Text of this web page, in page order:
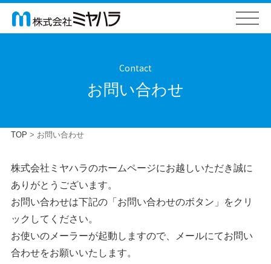
Contact
お問い合わせ
TOP > お問い合わせ
株式会社ミヤハラのホームページにお越しいただき誠に
ありがとうございます。
お問い合わせは下記の「お問い合わせのボタン」をクリ
ックしてください。
お使いのメーラーが起動しますので、メールにてお問い
合わせをお願いいたします。